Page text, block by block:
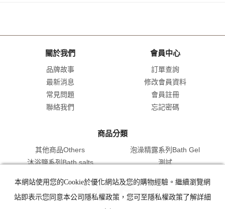
關於我們
品牌故事
最新消息
常見問題
聯絡我們
會員中心
訂單查詢
修改會員資料
會員註冊
忘記密碼
商品分類
其他商品Others
泡澡精露系列Bath Gel
沐浴鹽系列Bath salts
測試
本網站使用您的Cookie於優化網站及您的購物經驗。繼續瀏覽網
站即表示您同意本公司隱私權政策，您可至隱私權政策了解詳細